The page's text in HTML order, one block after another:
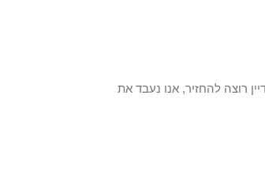
עדיין רוצה להחזיר, אנו נעבד את